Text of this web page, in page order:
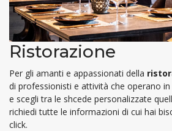
Ristorazione
Per gli amanti e appassionati della
di professionisti e attività che operano
e scegli tra le shcede personalizzate
richiedi tutte le informazioni di cui hai
click.